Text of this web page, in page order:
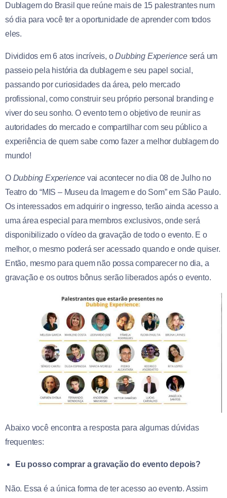
Dublagem do Brasil que reúne mais de 15 palestrantes num
só dia para você ter a oportunidade de aprender com todos
eles.
Divididos em 6 atos incríveis, oDubbing Experienceserá um
passeio pela história da dublagem e seu papel social,
passando por curiosidades da área, pelo mercado
profissional, como construir seu próprio personal branding e
viver do seu sonho. O evento tem o objetivo de reunir as
autoridades do mercado e compartilhar com seu público a
experiência de quem sabe como fazer a melhor dublagem do
mundo!
O Dubbing Experience vai acontecer no dia 08 de Julho no
Teatro do “MIS – Museu da Imagem e do Som” em São Paulo.
Os interessados em adquirir o ingresso, terão ainda acesso a
uma área especial para membros exclusivos, onde será
disponibilizado o vídeo da gravação de todo o evento. E o
melhor, o mesmo poderá ser acessado quando e onde quiser.
Então, mesmo para quem não possa comparecer no dia, a
gravação e os outros bônus serão liberados após o evento.
Abaixo você encontra a resposta para algumas dúvidas
frequentes:
Eu posso comprar a gravação do evento depois?
Não. Essa é a única forma de ter acesso ao evento. Assim